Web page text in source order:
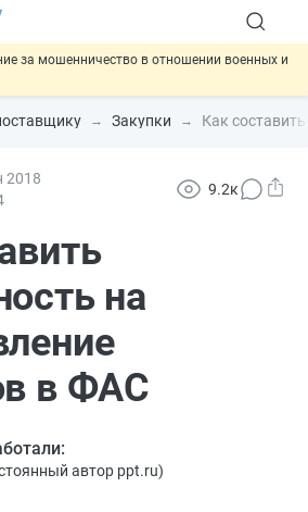
за мошенничество в отношении военных и
и идентификацию игроков в видеоиграх
документы, вступающие в силу сегодня
Закупки Как
2018
9.2к
на
в ФАС
автор ppt.ru)